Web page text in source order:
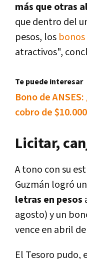
más que otras
que dentro del
pesos, los bonos
atractivos",
Te puede interesar
Bono de
cobro de
Licitar,
A tono con su
Guzmán logró
letras en pesos
agosto) y un
vence en abril
El Tesoro pudo,